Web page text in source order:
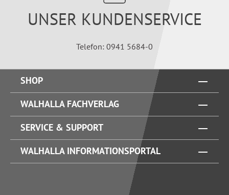
UNSER KUNDENSERVICE
Telefon: 0941 5684-0
SHOP
WALHALLA FACHVERLAG
SERVICE & SUPPORT
WALHALLA INFORMATIONSPORTAL